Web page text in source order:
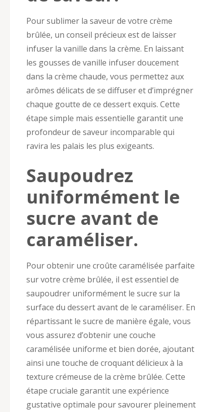
Pour sublimer la saveur de votre crème
brûlée, un conseil précieux est de laisser
infuser la vanille dans la crème. En laissant
les gousses de vanille infuser doucement
dans la crème chaude, vous permettez aux
arômes délicats de se diffuser et d’imprégner
chaque goutte de ce dessert exquis. Cette
étape simple mais essentielle garantit une
profondeur de saveur incomparable qui
ravira les palais les plus exigeants.
Saupoudrez
uniformément le
sucre avant de
caraméliser.
Pour obtenir une croûte caramélisée parfaite
sur votre crème brûlée, il est essentiel de
saupoudrer uniformément le sucre sur la
surface du dessert avant de le caraméliser. En
répartissant le sucre de manière égale, vous
vous assurez d’obtenir une couche
caramélisée uniforme et bien dorée, ajoutant
ainsi une touche de croquant délicieux à la
texture crémeuse de la crème brûlée. Cette
étape cruciale garantit une expérience
gustative optimale pour savourer pleinement